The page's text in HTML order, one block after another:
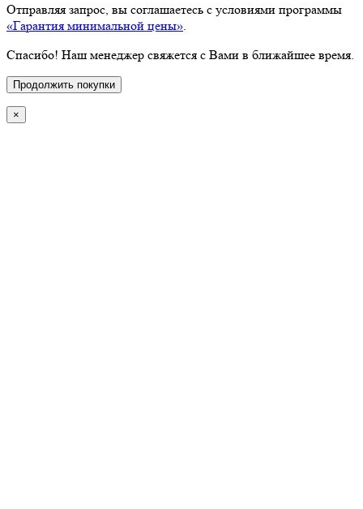
Отправляя запрос, вы соглашаетесь с условиями программы
«Гарантия минимальной цены»
Спасибо! Наш менеджер свяжется с Вами в ближайшее время.
Продолжить покупки
×